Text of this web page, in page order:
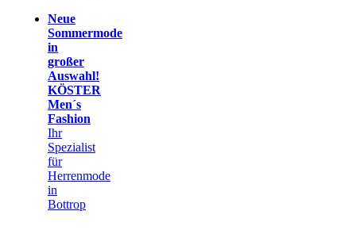
Neue
Sommermode
in
großer
Auswahl!
KÖSTER
Men´s
Fashion
Ihr
Spezialist
für
Herrenmode
in
Bottrop